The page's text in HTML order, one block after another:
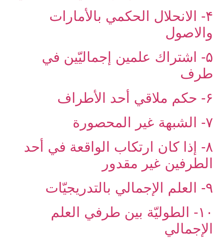
۴- الانحلال الحكمي بالأمارات
والاصول
۵- اشتراك علمين إجماليّين في
طرف
۶- حكم ملاقي أحد الأطراف
۷- الشبهة غير المحصورة
۸- إذا كان ارتكاب الواقعة في أحد
الطرفين غير مقدور
۹- العلم الإجمالي بالتدريجيّات
۱۰- الطوليّة بين طرفي العلم
الإجمالي